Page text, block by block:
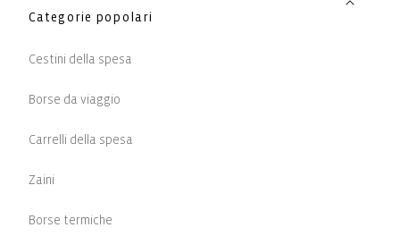
Categorie popolari
Cestini della spesa
Borse da viaggio
Carrelli della spesa
Zaini
Borse termiche